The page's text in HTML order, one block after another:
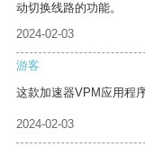
动切换线路的功能。
2024-02-03
游客
这款加速器VPM应用程
2024-02-03